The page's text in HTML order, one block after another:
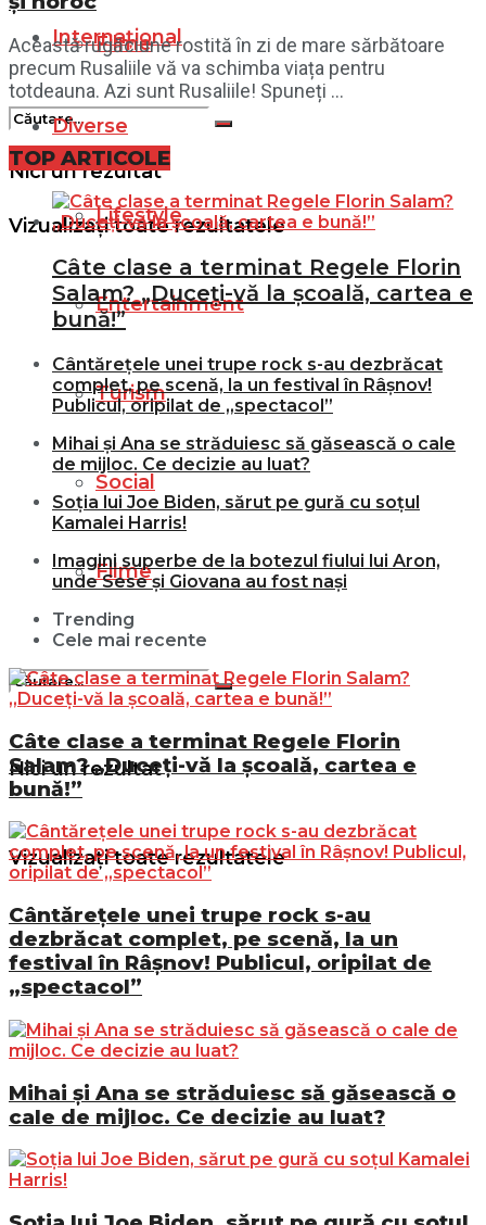
Filme
Nici un rezultat
Vizualizați toate rezultatele
Internațional
Diverse
Lifestyle
Entertainment
Turism
Social
Filme
Nici un rezultat
Vizualizați toate rezultatele
Această rugăciune rostită în zi de mare sărbătoare
precum Rusaliile vă va schimba viața pentru
totdeauna. Azi sunt Rusaliile! Spuneți ...
TOP ARTICOLE
Câte clase a terminat Regele Florin
Salam? „Duceți-vă la școală, cartea e
bună!”
Cântărețele unei trupe rock s-au dezbrăcat
complet, pe scenă, la un festival în Râșnov!
Publicul, oripilat de „spectacol”
Mihai și Ana se străduiesc să găsească o cale
de mijloc. Ce decizie au luat?
Soția lui Joe Biden, sărut pe gură cu soțul
Kamalei Harris!
Imagini superbe de la botezul fiului lui Aron,
unde Sese și Giovana au fost nași
Trending
Cele mai recente
Câte clase a terminat Regele Florin
Salam? „Duceți-vă la școală, cartea e
bună!”
Cântărețele unei trupe rock s-au
dezbrăcat complet, pe scenă, la un
festival în Râșnov! Publicul, oripilat de
„spectacol”
Mihai și Ana se străduiesc să găsească o
cale de mijloc. Ce decizie au luat?